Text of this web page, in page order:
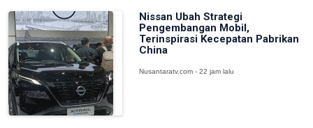
Nissan Ubah Strategi
Pengembangan Mobil,
Terinspirasi Kecepatan Pabrikan
China
Nusantaratv.com - 22 jam lalu